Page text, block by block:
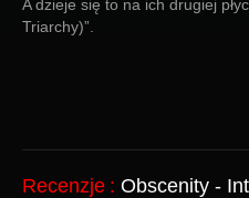
A dzieje się to na ich drugiej
Triarchy)”.
Recenzje : Obscenity -